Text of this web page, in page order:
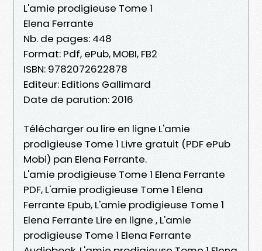
L'amie prodigieuse Tome 1
Elena Ferrante
Nb. de pages: 448
Format: Pdf, ePub, MOBI, FB2
ISBN: 9782072622878
Editeur: Editions Gallimard
Date de parution: 2016
Télécharger ou lire en ligne L'amie
prodigieuse Tome 1 Livre gratuit (PDF ePub
Mobi) pan Elena Ferrante.
L'amie prodigieuse Tome 1 Elena Ferrante
PDF, L'amie prodigieuse Tome 1 Elena
Ferrante Epub, L'amie prodigieuse Tome 1
Elena Ferrante Lire en ligne , L'amie
prodigieuse Tome 1 Elena Ferrante